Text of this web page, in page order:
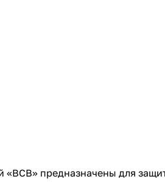
«ВСВ» предназначены для